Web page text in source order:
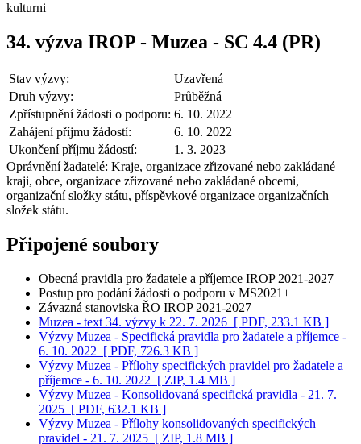
kulturni
34. výzva IROP - Muzea - SC 4.4 (PR)
Stav výzvy:
Uzavřená
Druh výzvy:
Průběžná
Zpřístupnění žádosti o podporu: 6. 10. 2022
Zahájení příjmu žádostí:
6. 10. 2022
Ukončení příjmu žádostí:
1. 3. 2023
Oprávnění žadatelé: Kraje, organizace zřizované nebo zakládané
kraji, obce, organizace zřizované nebo zakládané obcemi,
organizační složky státu, příspěvkové organizace organizačních
složek státu.
Připojené soubory
Obecná pravidla pro žadatele a příjemce IROP 2021-2027
Postup pro podání žádosti o podporu v MS2021+
Závazná stanoviska ŘO IROP 2021-2027
Muzea - text 34. výzvy k 22. 7. 2026 [ PDF, 233.1 KB ]
Výzvy Muzea - Specifická pravidla pro žadatele a příjemce -
6. 10. 2022 [ PDF, 726.3 KB ]
Výzvy Muzea - Přílohy specifických pravidel pro žadatele a
příjemce - 6. 10. 2022 [ ZIP, 1.4 MB ]
Výzvy Muzea - Konsolidovaná specifická pravidla - 21. 7.
2025 [ PDF, 632.1 KB ]
Výzvy Muzea - Přílohy konsolidovaných specifických
pravidel - 21. 7. 2025 [ ZIP, 1.8 MB ]